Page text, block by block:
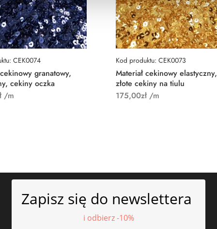
CEK0074
granatowy,
cekiny oczka
/m
Kod produktu: CEK0073
Materiał cekinowy elastyczny,
złote cekiny na tiulu
175,00zł/m
Zapisz się do newslettera
i odbierz -10%